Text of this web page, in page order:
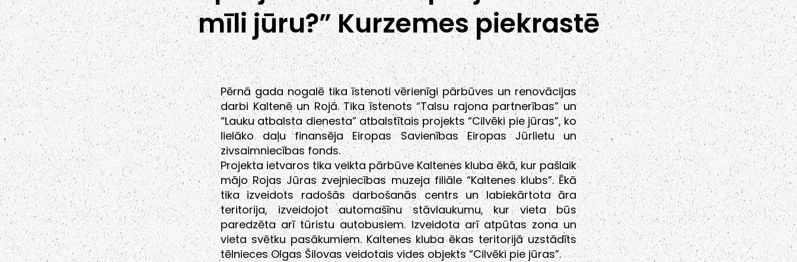
mīli jūru?” Kurzemes piekrastē
Pērnā gada nogalē tika īstenoti vērienīgi pārbūves un renovācijas
darbi Kaltenē un Rojā. Tika īstenots “Talsu rajona partnerības” un
“Lauku atbalsta dienesta” atbalstītais projekts “Cilvēki pie jūras”, ko
lielāko daļu finansēja Eiropas Savienības Eiropas Jūrlietu un
zivsaimniecības fonds.
Projekta ietvaros tika veikta pārbūve Kaltenes kluba ēkā, kur pašlaik
mājo Rojas Jūras zvejniecības muzeja filiāle “Kaltenes klubs”. Ēkā
tika izveidots radošās darbošanās centrs un labiekārtota āra
teritorija, izveidojot automašīnu stāvlaukumu, kur vieta būs
paredzēta arī tūristu autobusiem. Izveidota arī atpūtas zona un
vieta svētku pasākumiem. Kaltenes kluba ēkas teritorijā uzstādīts
tēlnieces Olgas Šilovas veidotais vides objekts “Cilvēki pie jūras”.